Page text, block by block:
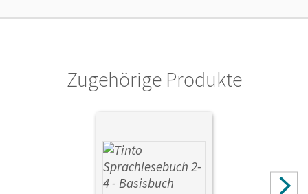
Zugehörige Produkte